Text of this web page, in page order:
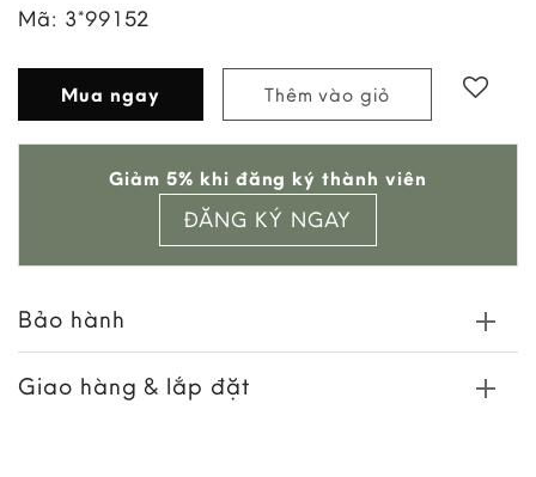
Mã: 3*99152
Mua ngay Thêm vào giỏ
wishlist
Giảm 5% khi đăng ký thành viên
ĐĂNG KÝ NGAY
Bảo hành
Giao hàng & lắp đặt